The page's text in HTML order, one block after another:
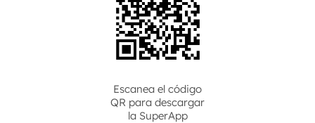
Escanea el código
QR para descargar
la SuperApp